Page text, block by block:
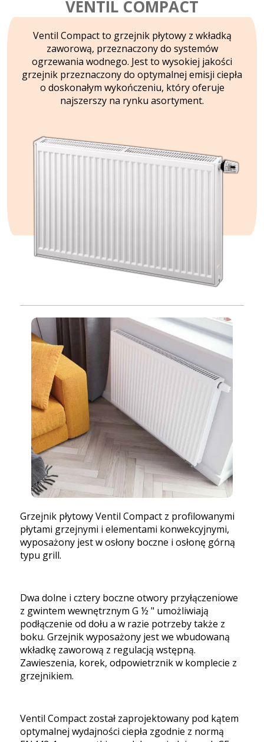
VENTIL COMPACT
Ventil Compact to grzejnik płytowy z wkładką
zaworową, przeznaczony do systemów
ogrzewania wodnego. Jest to wysokiej jakości
grzejnik przeznaczony do optymalnej emisji ciepła
o doskonałym wykończeniu, który oferuje
najszerszy na rynku asortyment.
Grzejnik płytowy Ventil Compact z profilowanymi
płytami grzejnymi i elementami konwekcyjnymi,
wyposażony jest w osłony boczne i osłonę górną
typu grill.
Dwa dolne i cztery boczne otwory przyłączeniowe
z gwintem wewnętrznym G ½ " umożliwiają
podłączenie od dołu a w razie potrzeby także z
boku. Grzejnik wyposażony jest we wbudowaną
wkładkę zaworową z regulacją wstępną.
Zawieszenia, korek, odpowietrznik w komplecie z
grzejnikiem.
Ventil Compact został zaprojektowany pod kątem
optymalnej wydajności ciepła zgodnie z normą